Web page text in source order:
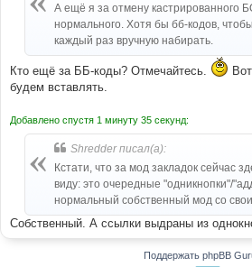
	margin
: 0.6em 0 0;
}
blockquote blockquote:first
	margin
: 0;
}
blockquote
	display
	color
: #999;
	font
-style: italic;
}
А ещё я за отмену кастрированного
нормального. Хотя бы бб-кодов,
каждый раз вручную набирать.
Кто ещё за ББ-коды? Отмечайтесь.
будем вставлять.
Добавлено спустя 1 минуту 35 секунд:
Shredder писал(а):
Кстати, что за мод закладок сейчас
виду: это очередные "одникнопки"/
нормальный собственный мод со
Собственный. А ссылки выдраны из
Поддержать phpBB